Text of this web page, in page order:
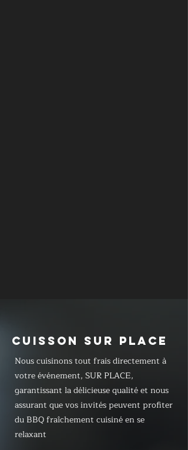
CUISSON SUR PLACE
Nous cuisinons tout frais directement à
votre événement, SUR PLACE,
garantissant la délicieuse qualité et nous
assurant que vos invités peuvent profiter
du BBQ fraîchement cuisiné en se
relaxant